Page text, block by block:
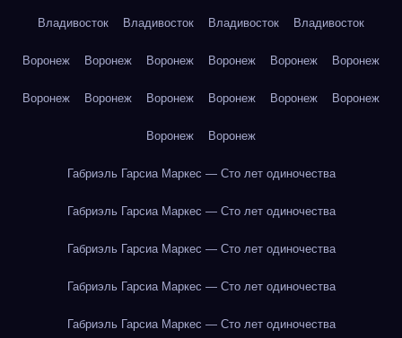
Владивосток Владивосток Владивосток Владивосток
Воронеж Воронеж Воронеж Воронеж Воронеж Воронеж
Воронеж Воронеж Воронеж Воронеж Воронеж Воронеж
Воронеж Воронеж
Габриэль Гарсиа Маркес — Сто лет одиночества
Габриэль Гарсиа Маркес — Сто лет одиночества
Габриэль Гарсиа Маркес — Сто лет одиночества
Габриэль Гарсиа Маркес — Сто лет одиночества
Габриэль Гарсиа Маркес — Сто лет одиночества